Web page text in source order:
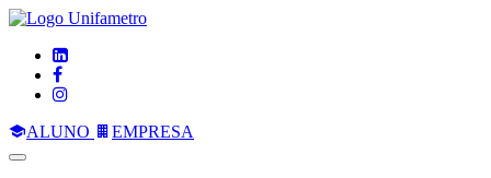
ALUNO EMPRESA